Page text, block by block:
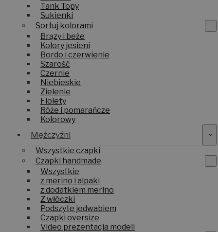
Tank Topy
Sukienki
Sortuj kolorami
Brązy i beże
Kolory jesieni
Bordo i czerwienie
Szarość
Czernie
Niebieskie
Zielenie
Fiolety
Róże i pomarańcze
Kolorowy
Mężczyźni
Wszystkie czapki
Czapki handmade
Wszystkie
z merino i alpaki
z dodatkiem merino
Z włóczki
Podszyte jedwabiem
Czapki oversize
Video prezentacja modeli